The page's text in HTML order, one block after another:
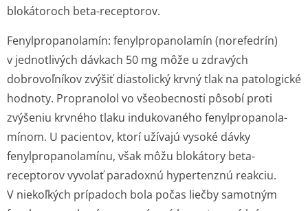
blokátoroch beta-receptorov.
Fenylpropanola­mín: fenylpropanolamín (norefedrín)
v jednotlivých dávkach 50 mg môže u zdravých
dobrovoľníkov zvýšiť diastolický krvný tlak na patologické
hodnoty. Propranolol vo všeobecnosti pôsobí proti
zvýšeniu krvného tlaku indukovaného fenylpropanola­
mínom. U pacientov, ktorí užívajú vysoké dávky
fenylpropanolamínu, však môžu blokátory beta-
receptorov vyvolať paradoxnú hypertenznú reakciu.
V niekoľkých prípadoch bola počas liečby samotným